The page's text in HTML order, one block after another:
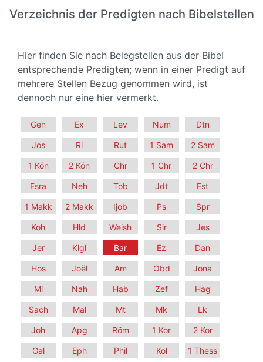
Verzeichnis der Predigten nach Bibelstellen
Hier finden Sie nach Belegstellen aus der Bibel
entsprechende Predigten; wenn in einer Predigt auf
mehrere Stellen Bezug genommen wird, ist
dennoch nur eine hier vermerkt.
Gen Ex Lev Num Dtn
Jos Ri Rut 1 Sam 2 Sam
1 Kön 2 Kön Chr 1 Chr 2 Chr
Esra Neh Tob Jdt Est
1 Makk 2 Makk Ijob Ps Spr
Koh Hld Weish Sir Jes
Jer Klgl Bar Ez Dan
Hos Joël Am Obd Jona
Mi Nah Hab Zef Hag
Sach Mal Mt Mk Lk
Joh Apg Röm 1 Kor 2 Kor
Gal Eph Phil Kol 1 Thess